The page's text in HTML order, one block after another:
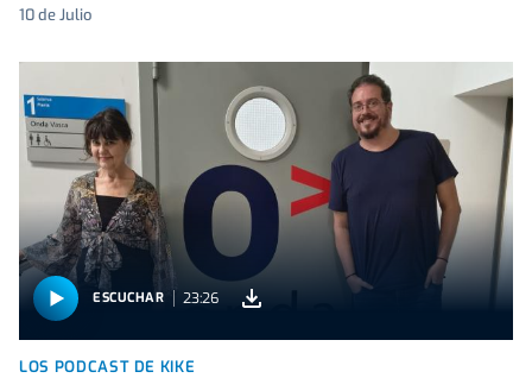
10 de Julio
ESCUCHAR 23:26
LOS PODCAST DE KIKE